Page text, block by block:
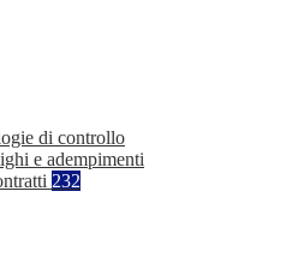
di controllo
e adempimenti
232